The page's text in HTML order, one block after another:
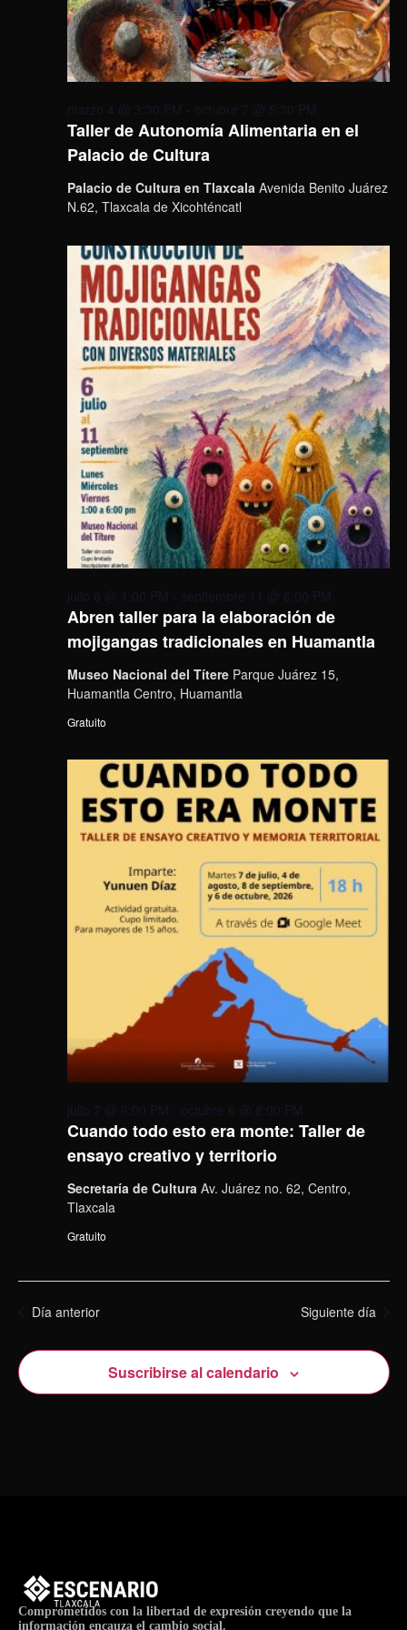
Taller de Autonomía Alimentaria en el
Palacio de Cultura
marzo 4 @ 3:30 PM - octubre 7 @ 5:30 PM
Palacio de Cultura en Tlaxcala Avenida Benito Juárez
N.62, Tlaxcala de Xicohténcatl
Abren taller para la elaboración de
mojigangas tradicionales en Huamantla
julio 6 @ 1:00 PM - septiembre 11 @ 6:00 PM
Museo Nacional del Títere Parque Juárez 15,
Huamantla Centro, Huamantla
Gratuito
Cuando todo esto era monte: Taller de
ensayo creativo y territorio
julio 7 @ 6:00 PM - octubre 6 @ 8:00 PM
Secretaría de Cultura Av. Juárez no. 62, Centro,
Tlaxcala
Gratuito
Día anterior Siguiente día
Suscribirse al calendario
Comprometidos con la libertad de expresión creyendo que la
información encauza el cambio social.